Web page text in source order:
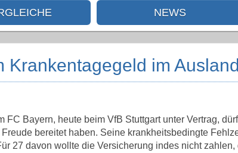
NEWS
Krankentagegeld im Ausland
Bayern, heute beim VfB Stuttgart unter Vertrag,
bereitet haben. Seine krankheitsbedingte
27 davon wollte die Versicherung indes nicht